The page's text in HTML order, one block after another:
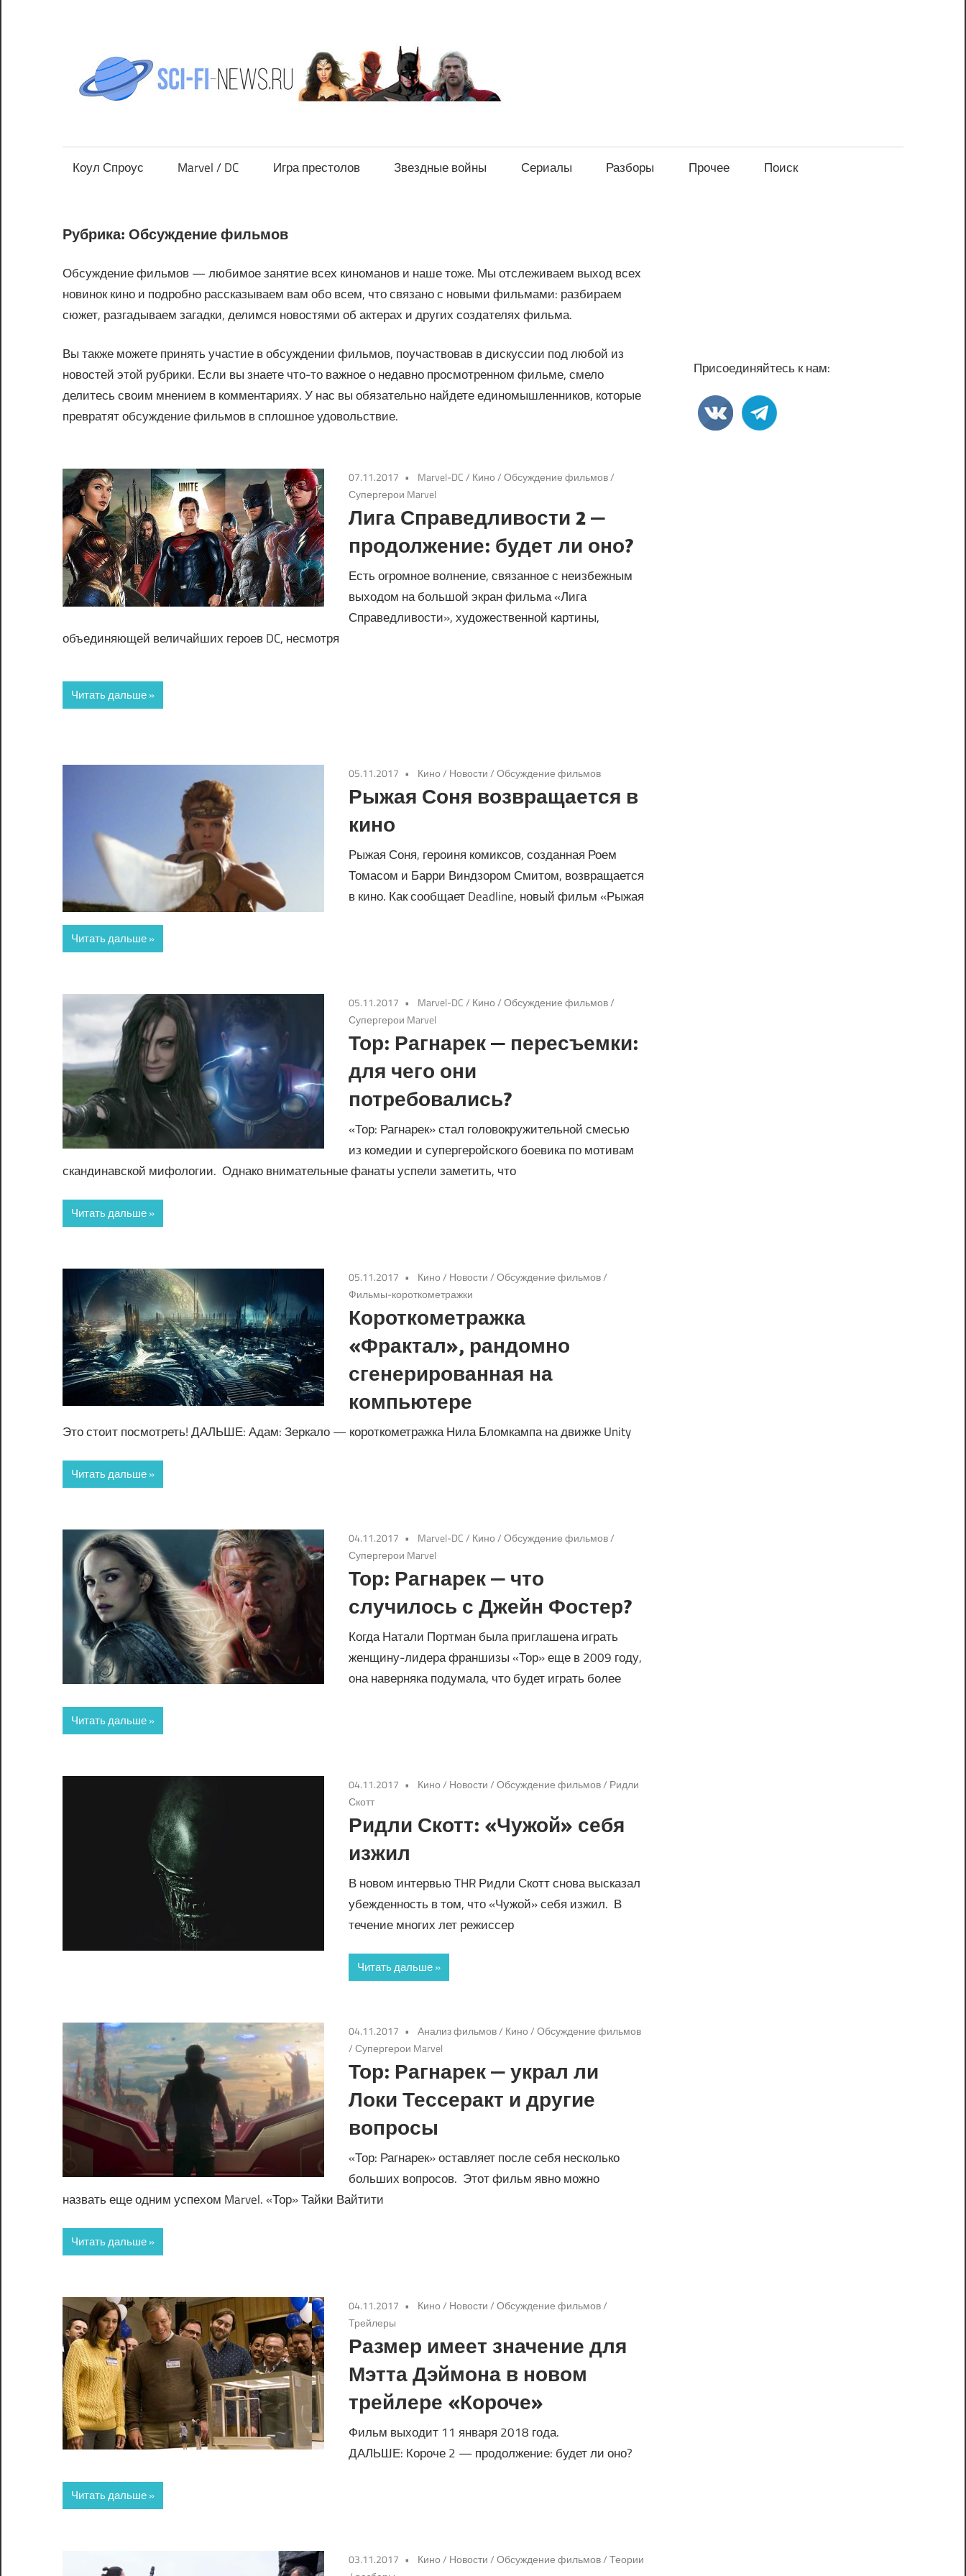
news.ru
Коул Спроус Marvel / DC Игра престолов Звездные войны Сериалы Разборы Прочее Поиск
Рубрика: Обсуждение фильмов
Обсуждение фильмов — любимое занятие всех киноманов и наше тоже. Мы отслеживаем выход всех
новинок кино и подробно рассказываем вам обо всем, что связано с новыми фильмами: разбираем
сюжет, разгадываем загадки, делимся новостями об актерах и других создателях фильма.
Вы также можете принять участие в обсуждении фильмов, поучаствовав в дискуссии под любой из
новостей этой рубрики. Если вы знаете что-то важное о недавно просмотренном фильме, смело
делитесь своим мнением в комментариях. У нас вы обязательно найдете единомышленников, которые
превратят обсуждение фильмов в сплошное удовольствие.
07.11.2017 Marvel-DC/ Кино/Обсуждение фильмов/
Супергерои Marvel
Лига Справедливости 2 —
продолжение: будет ли оно?
Есть огромное волнение, связанное с неизбежным
выходом на большой экран фильма «Лига
Справедливости», художественной картины,
объединяющей величайших героев DC, несмотря
Читать дальше
05.11.2017 Кино/ Новости/Обсуждение фильмов
Рыжая Соня возвращается в
кино
Рыжая Соня, героиня комиксов, созданная Роем
Томасом и Барри Виндзором Смитом, возвращается
в кино. Как сообщает Deadline, новый фильм «Рыжая
Читать дальше
05.11.2017 Marvel-DC/ Кино/Обсуждение фильмов/
Супергерои Marvel
Тор: Рагнарек — пересъемки:
для чего они
потребовались?
«Тор: Рагнарек» стал головокружительной смесью
из комедии и супергеройского боевика по мотивам
скандинавской мифологии. Однако внимательные фанаты успели заметить, что
Читать дальше
05.11.2017 Кино/ Новости/Обсуждение фильмов/
Фильмы-короткометражки
Короткометражка
«Фрактал», рандомно
сгенерированная на
компьютере
Это стоит посмотреть! ДАЛЬШЕ: Адам: Зеркало — короткометражка Нила Бломкампа на движке Unity
Читать дальше
04.11.2017 Marvel-DC/ Кино/Обсуждение фильмов/
Супергерои Marvel
Тор: Рагнарек — что
случилось с Джейн Фостер?
Когда Натали Портман была приглашена играть
женщину-лидера франшизы «Тор» еще в 2009 году,
она наверняка подумала, что будет играть более
Читать дальше
04.11.2017 Кино/ Новости/Обсуждение фильмов/ Ридли
Скотт
Ридли Скотт: «Чужой» себя
изжил
В новом интервью THR Ридли Скотт снова высказал
убежденность в том, что «Чужой» себя изжил. В
течение многих лет режиссер
Читать дальше
04.11.2017 Анализ фильмов/ Кино/Обсуждение фильмов
/Супергерои Marvel
Тор: Рагнарек — украл ли
Локи Тессеракт и другие
вопросы
«Тор: Рагнарек» оставляет после себя несколько
больших вопросов. Этот фильм явно можно
назвать еще одним успехом Marvel. «Тор» Тайки Вайтити
Читать дальше
04.11.2017 Кино/ Новости/Обсуждение фильмов/
Трейлеры
Размер имеет значение для
Мэтта Дэймона в новом
трейлере «Короче»
Фильм выходит 11 января 2018 года.
ДАЛЬШЕ: Короче 2 — продолжение: будет ли оно?
Читать дальше
03.11.2017 Кино/ Новости/Обсуждение фильмов/Теории
Присоединяйтесь к нам: